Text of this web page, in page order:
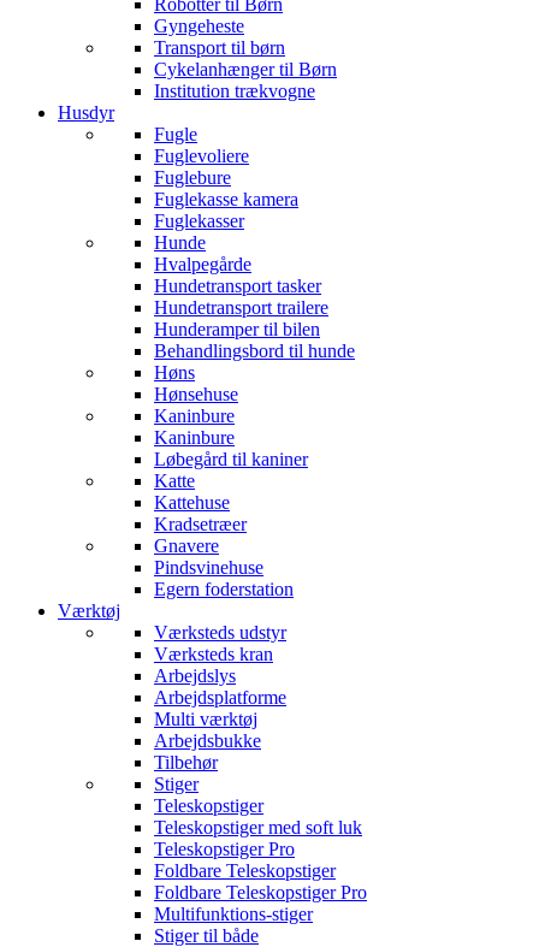
Robotter til Børn
Gyngeheste
Transport til børn
Cykelanhænger til Børn
Institution trækvogne
Husdyr
Fugle
Fuglevoliere
Fuglebure
Fuglekasse kamera
Fuglekasser
Hunde
Hvalpegårde
Hundetransport tasker
Hundetransport trailere
Hunderamper til bilen
Behandlingsbord til hunde
Høns
Hønsehuse
Kaninbure
Kaninbure
Løbegård til kaniner
Katte
Kattehuse
Kradsetræer
Gnavere
Pindsvinehuse
Egern foderstation
Værktøj
Værksteds udstyr
Værksteds kran
Arbejdslys
Arbejdsplatforme
Multi værktøj
Arbejdsbukke
Tilbehør
Stiger
Teleskopstiger
Teleskopstiger med soft luk
Teleskopstiger Pro
Foldbare Teleskopstiger
Foldbare Teleskopstiger Pro
Multifunktions-stiger
Stiger til både